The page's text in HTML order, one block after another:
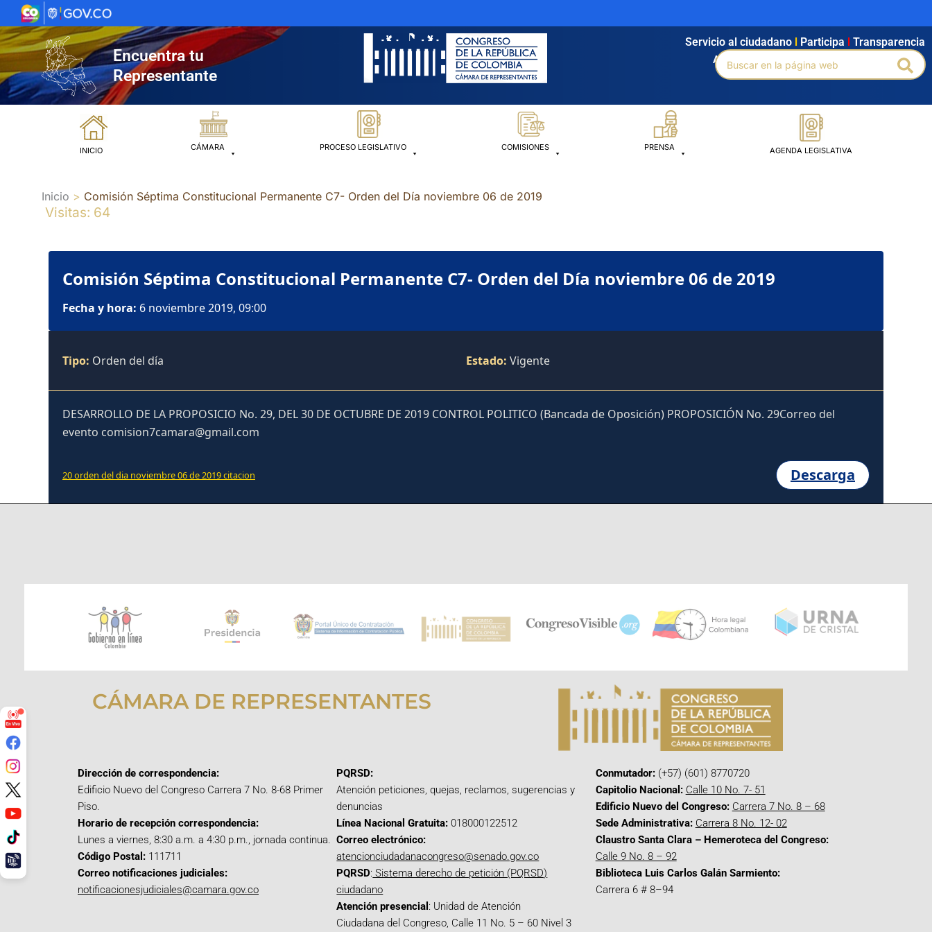
al
contenido
Encuentra tu
Representante
Agendamiento Intranet Búsqueda avanzada
Servicio al ciudadano Participa Transparencia
Buscar
por:
INICIO CÁMARA PROCESO LEGISLATIVO COMISIONES PRENSA AGENDA LEGISLATIVA
Inicio Comisión Séptima Constitucional Permanente C7- Orden del Día noviembre 06 de 2019
Visitas: 64
Comisión Séptima Constitucional Permanente C7- Orden del Día noviembre 06 de 2019
Fecha y hora: 6 noviembre 2019, 09:00
Tipo: Orden del día Estado: Vigente
DESARROLLO DE LA PROPOSICIO No. 29, DEL 30 DE OCTUBRE DE 2019 CONTROL POLITICO (Bancada de Oposición) PROPOSICIÓN No. 29Correo del
evento comision7camara@gmail.com
20 orden del dia noviembre 06 de 2019 citacion Descarga
CÁMARA DE REPRESENTANTES
Dirección de correspondencia:
Edificio Nuevo del Congreso Carrera 7 No. 8-68 Primer
Piso.
Horario de recepción correspondencia:
Lunes a viernes, 8:30 a.m. a 4:30 p.m., jornada continua.
Código Postal: 111711
Correo notificaciones judiciales:
notificacionesjudiciales@camara.gov.co
PQRSD:
Atención peticiones, quejas, reclamos, sugerencias y
denuncias
Línea Nacional Gratuita: 018000122512
Correo electrónico:
atencionciudadanacongreso@senado.gov.co
PQRSD: Sistema derecho de petición (PQRSD)
ciudadano
Atención presencial : Unidad de Atención
Ciudadana del Congreso, Calle 11 No. 5 – 60 Nivel 3
Conmutador:(+57) (601) 8770720
Capitolio Nacional: Calle 10 No. 7- 51
Edificio Nuevo del Congreso: Carrera 7 No. 8 – 68
Sede Administrativa: Carrera 8 No. 12- 02
Claustro Santa Clara – Hemeroteca del Congreso:
Calle 9 No. 8 – 92
Biblioteca Luis Carlos Galán Sarmiento:
Carrera 6 # 8–94